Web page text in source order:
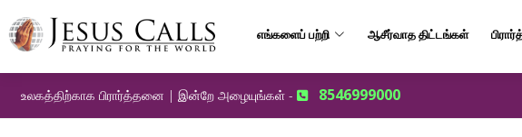
எங்களைப் பற்றி ஆசீர்வாத திட்டங்கள்
உலகத்திற்காக பிரார்த்தனை | இன்றே அழையுங்கள் - 8546999000